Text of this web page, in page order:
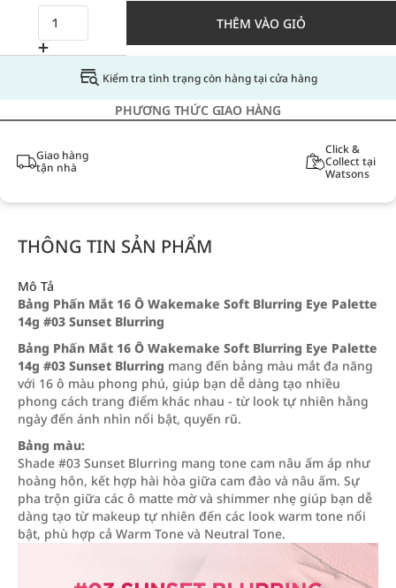
THÊM VÀO GIỎ
Kiểm tra tình trạng còn hàng tại cửa hàng
PHƯƠNG THỨC GIAO HÀNG
Giao hàng
tận nhà
Click &
Collect tại
Watsons
THÔNG TIN SẢN PHẨM
Mô Tả
Bảng Phấn Mắt 16 Ô Wakemake Soft Blurring Eye Palette
14g #03 Sunset Blurring
Bảng Phấn Mắt 16 Ô Wakemake Soft Blurring Eye Palette
14g #03 Sunset Blurring mang đến bảng màu mắt đa năng
với 16 ô màu phong phú, giúp bạn dễ dàng tạo nhiều
phong cách trang điểm khác nhau - từ look tự nhiên hằng
ngày đến ánh nhìn nổi bật, quyến rũ.
Bảng màu:
Shade #03 Sunset Blurring mang tone cam nâu ấm áp như
hoàng hôn, kết hợp hài hòa giữa cam đào và nâu ấm. Sự
pha trộn giữa các ô matte mờ và shimmer nhẹ giúp bạn dễ
dàng tạo từ makeup tự nhiên đến các look warm tone nổi
bật, phù hợp cả Warm Tone và Neutral Tone.